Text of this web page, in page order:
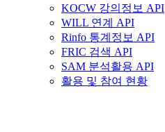
KOCW 강의정보 API
WILL 연계 API
Rinfo 통계정보 API
FRIC 검색 API
SAM 분석활용 API
활용 및 참여 현황